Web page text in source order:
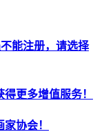
能注册，请选择
更多增值服务！
协会！